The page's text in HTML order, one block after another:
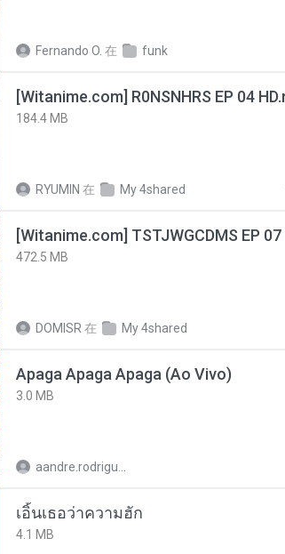
Fernando O. 在 funk
184.4 MB
RYUMIN 在 My 4shared
472.5 MB
DOMISR 在 My 4shared
Apaga Apaga Apaga (Ao Vivo)
3.0 MB
เอิ้นเธอว่าความฮัก
4.1 MB